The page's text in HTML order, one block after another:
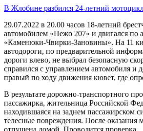
В Жлобине разбился 24-летний
29.07.2022 в 20.00 часов 18-летний
автомобилем «Пежо 207» и двигался по
«Каменюки-Чвирки-Зановины». На 11
автодороги, по предварительной
дороги влево, не выбрал безопасную
справился с управлением автомобиля и
правый по ходу движения кювет, где
В результате дорожно-транспортного
пассажирка, жительница Российской
находившаяся на заднем пассажирском
телесные повреждения. После
отпущена домой. Проводится проверка.